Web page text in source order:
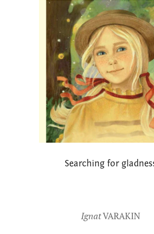
Searching for
IgnatVARAKIN